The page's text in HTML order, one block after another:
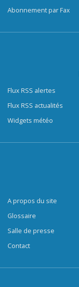
Abonnement par Fax
Flux RSS alertes
Flux RSS actualités
Widgets météo
A propos du site
Glossaire
Salle de presse
Contact